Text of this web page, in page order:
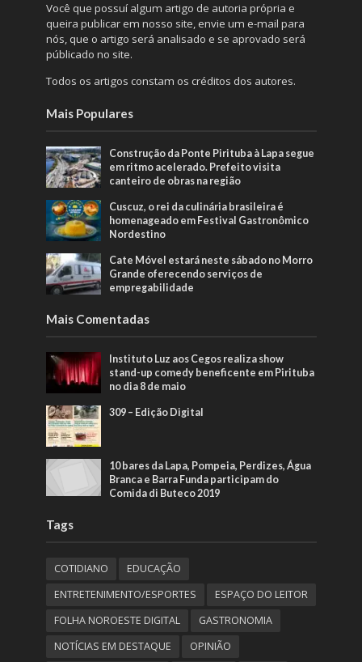
Você que possuí algum artigo de autoria própria e
queira publicar em nosso site, envie um e-mail para
nós, que o artigo será analisado e se aprovado será
públicado no site.
Todos os artigos constam os créditos dos autores.
Mais Populares
Construção da Ponte Pirituba à Lapa segue
em ritmo acelerado. Prefeito visita
canteiro de obras na região
Cuscuz, o rei da culinária brasileira é
homenageado em Festival Gastronômico
Nordestino
Cate Móvel estará neste sábado no Morro
Grande oferecendo serviços de
empregabilidade
Mais Comentadas
Instituto Luz aos Cegos realiza show
stand-up comedy beneficente em Pirituba
no dia 8 de maio
309 – Edição Digital
10 bares da Lapa, Pompeia, Perdizes, Água
Branca e Barra Funda participam do
Comida di Buteco 2019
Tags
COTIDIANO
EDUCAÇÃO
ENTRETENIMENTO/ESPORTES
ESPAÇO DO LEITOR
FOLHA NOROESTE DIGITAL
GASTRONOMIA
NOTÍCIAS EM DESTAQUE
OPINIÃO